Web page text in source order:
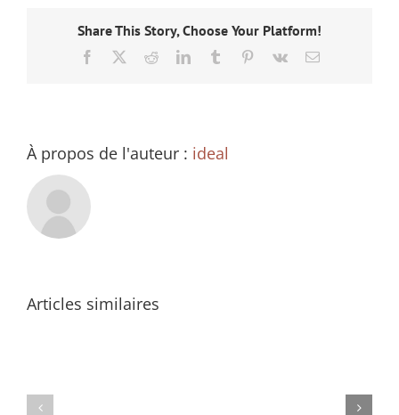
Share This Story, Choose Your Platform!
Facebook RedditLinkedInTumblr Pinterest
Vk Email
À propos de l'auteur : ideal
Articles similaires